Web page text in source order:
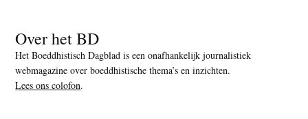
Over het BD
Het Boeddhistisch Dagblad is een onafhankelijk journalistiek
webmagazine over boeddhistische thema’s en inzichten.
Lees ons colofon.